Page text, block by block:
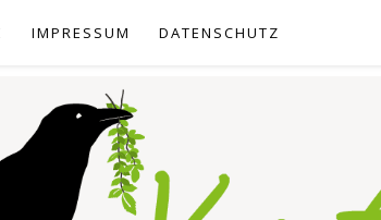
IMPRESSUM DATENSCHUTZ